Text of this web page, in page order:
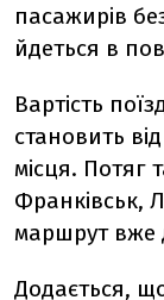
пасажирів
йдеться в
Вартість
становить
місця. Потяг
Франківськ,
маршрут вже
Додається,